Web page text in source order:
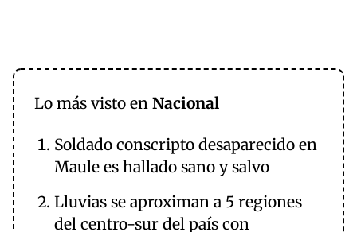
Lo más visto en Nacional
Soldado conscripto desaparecido en
Maule es hallado sano y salvo
Lluvias se aproximan a 5 regiones
del centro-sur del país con